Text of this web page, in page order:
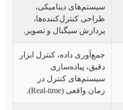
سیستم‌های دینامیکی،
طراحی کنترل‌کننده‌ها،
پردازش سیگنال و تصویر.
جمع‌آوری داده، کنترل ابزار
دقیق، پیاده‌سازی
سیستم‌های کنترل در
زمان واقعی (Real-time).